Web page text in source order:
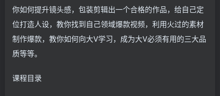
你如何提升镜头感，包装剪辑出一个合格的作品，给自己定
位打造人设，教你找到自己领域爆款视频，利用火过的素材
制作爆款，教你如何向大V学习，成为大V必须有用的三大品
质等等。
课程目录